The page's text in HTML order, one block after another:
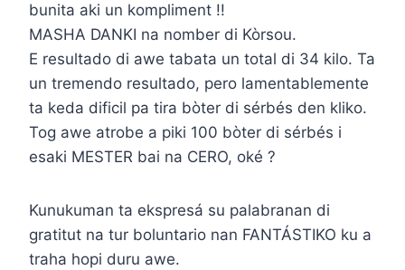
bunita aki un kompliment !!
MASHA DANKI na nomber di Kòrsou.
E resultado di awe tabata un total di 34 kilo. Ta
un tremendo resultado, pero lamentablemente
ta keda dificil pa tira bòter di sérbés den kliko.
Tog awe atrobe a piki 100 bòter di sérbés i
esaki MESTER bai na CERO, oké ?
Kunukuman ta ekspresá su palabranan di
gratitut na tur boluntario nan FANTÁSTIKO ku a
traha hopi duru awe.